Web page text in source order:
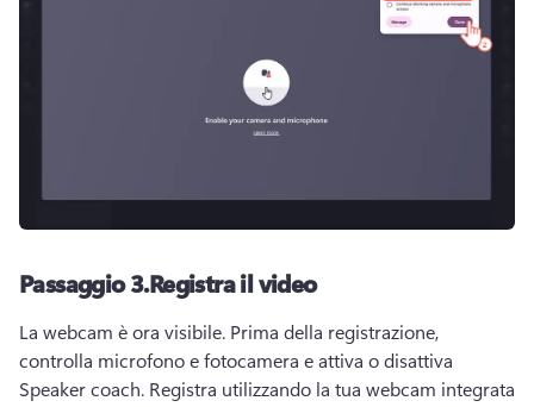
Passaggio 3.Registra il video
La webcam è ora visibile. Prima della registrazione,
Speaker coach. Registra utilizzando la tua webcam integrata